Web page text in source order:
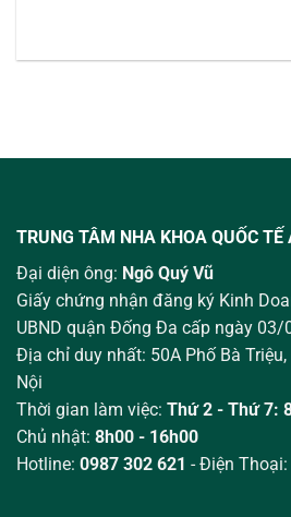
TRUNG TÂM NHA KHOA QUỐC TẾ
Đại diện ông: Ngô Quý Vũ
Giấy chứng nhận đăng ký Kinh
UBND quận Đống Đa cấp ngày
Địa chỉ duy nhất: 50A Phố Bà Triệu,
Nội
Thời gian làm việc: Thứ 2 - Thứ 7:
Chủ nhật: 8h00 - 16h00
Hotline: 0987 302 621 - Điện